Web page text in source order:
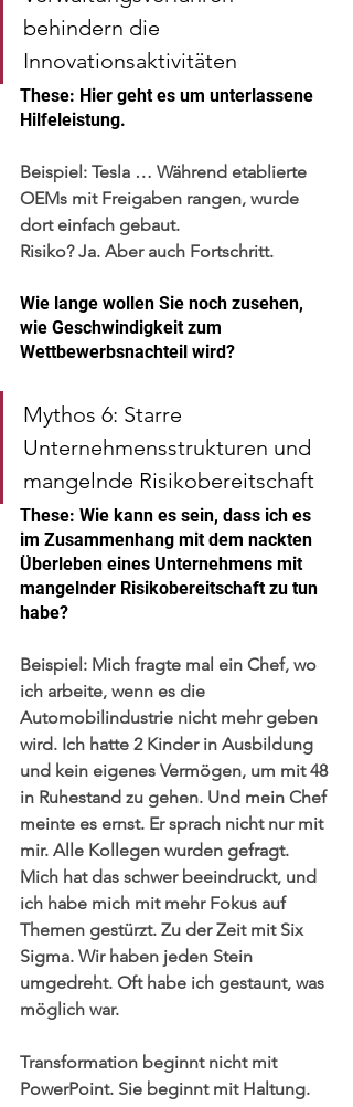
behindern die
Innovationsaktivitäten
These: Hier geht es um unterlassene
Hilfeleistung.
Beispiel: Tesla … Während etablierte
OEMs mit Freigaben rangen, wurde
dort einfach gebaut.
Risiko? Ja. Aber auch Fortschritt.
Wie lange wollen Sie noch zusehen,
wie Geschwindigkeit zum
Wettbewerbsnachteil wird?
Mythos 6: Starre
Unternehmensstrukturen und
mangelnde Risikobereitschaft
These: Wie kann es sein, dass ich es
im Zusammenhang mit dem nackten
Überleben eines Unternehmens mit
mangelnder Risikobereitschaft zu tun
habe?
Beispiel: Mich fragte mal ein Chef, wo
ich arbeite, wenn es die
Automobilindustrie nicht mehr geben
wird. Ich hatte 2 Kinder in Ausbildung
und kein eigenes Vermögen, um mit 48
in Ruhestand zu gehen. Und mein Chef
meinte es ernst. Er sprach nicht nur mit
mir. Alle Kollegen wurden gefragt.
Mich hat das schwer beeindruckt, und
ich habe mich mit mehr Fokus auf
Themen gestürzt. Zu der Zeit mit Six
Sigma. Wir haben jeden Stein
umgedreht. Oft habe ich gestaunt, was
möglich war.
Transformation beginnt nicht mit
PowerPoint. Sie beginnt mit Haltung.